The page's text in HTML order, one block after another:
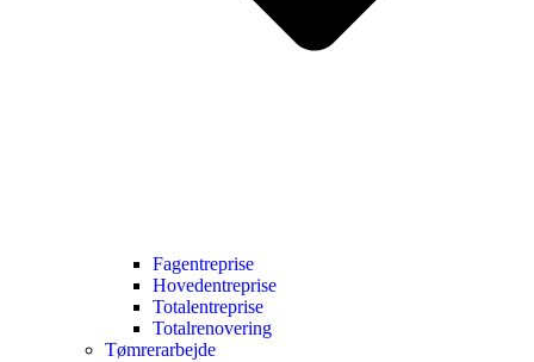
Fagentreprise
Hovedentreprise
Totalentreprise
Totalrenovering
Tømrerarbejde